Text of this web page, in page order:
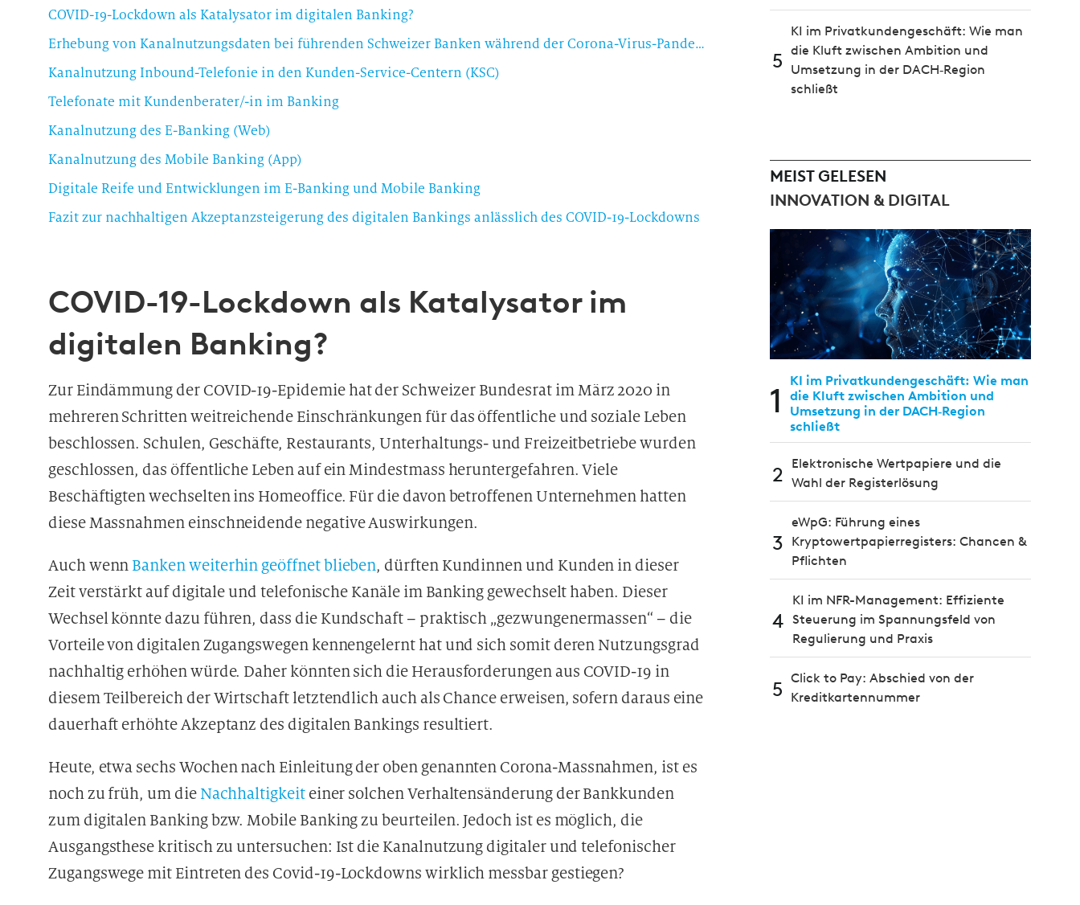
COVID-19-Lockdown als Katalysator im digitalen Banking?
Erhebung von Kanalnutzungsdaten bei führenden Schweizer Banken während der Corona-Virus-Pandemie
Kanalnutzung Inbound-Telefonie in den Kunden-Service-Centern (KSC)
Telefonate mit Kundenberater/-in im Banking
Kanalnutzung des E-Banking (Web)
Kanalnutzung des Mobile Banking (App)
Digitale Reife und Entwicklungen im E-Banking und Mobile Banking
Fazit zur nachhaltigen Akzeptanzsteigerung des digitalen Bankings anlässlich des COVID-19-Lockdowns
COVID-19-Lockdown als Katalysator im
digitalen Banking?
Zur Eindämmung der COVID-19-Epidemie hat der Schweizer Bundesrat im März 2020 in
mehreren Schritten weitreichende Einschränkungen für das öffentliche und soziale Leben
beschlossen. Schulen, Geschäfte, Restaurants, Unterhaltungs- und Freizeitbetriebe wurden
geschlossen, das öffentliche Leben auf ein Mindestmass heruntergefahren. Viele
Beschäftigten wechselten ins Homeoffice. Für die davon betroffenen Unternehmen hatten
diese Massnahmen einschneidende negative Auswirkungen.
Auch wenn Banken weiterhin geöffnet blieben, dürften Kundinnen und Kunden in dieser
Zeit verstärkt auf digitale und telefonische Kanäle im Banking gewechselt haben. Dieser
Wechsel könnte dazu führen, dass die Kundschaft – praktisch „gezwungenermassen“ – die
Vorteile von digitalen Zugangswegen kennengelernt hat und sich somit deren Nutzungsgrad
nachhaltig erhöhen würde. Daher könnten sich die Herausforderungen aus COVID-19 in
diesem Teilbereich der Wirtschaft letztendlich auch als Chance erweisen, sofern daraus eine
dauerhaft erhöhte Akzeptanz des digitalen Bankings resultiert.
Heute, etwa sechs Wochen nach Einleitung der oben genannten Corona-Massnahmen, ist es
noch zu früh, um die Nachhaltigkeiteiner solchen Verhaltensänderung der Bankkunden
zum digitalen Banking bzw. Mobile Banking zu beurteilen. Jedoch ist es möglich, die
Ausgangsthese kritisch zu untersuchen: Ist die Kanalnutzung digitaler und telefonischer
Zugangswege mit Eintreten des Covid-19-Lockdowns wirklich messbar gestiegen?
5
KI im Privatkundengeschäft: Wie man
die Kluft zwischen Ambition und
Umsetzung in der DACH‑Region
schließt
MEIST GELESEN
INNOVATION & DIGITAL
1
KI im Privatkundengeschäft: Wie man
die Kluft zwischen Ambition und
Umsetzung in der DACH‑Region
schließt
2
Elektronische Wertpapiere und die
Wahl der Registerlösung
3
eWpG: Führung eines
Kryptowertpapierregisters: Chancen &
Pflichten
4
KI im NFR-Management: Effiziente
Steuerung im Spannungsfeld von
Regulierung und Praxis
5 Click to Pay: Abschied von der
Kreditkartennummer